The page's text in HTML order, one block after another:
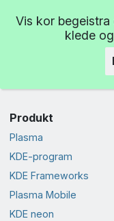
Vis kor begeistra
klede
Produkt
Plasma
KDE-program
KDE Frameworks
Plasma Mobile
KDE neon